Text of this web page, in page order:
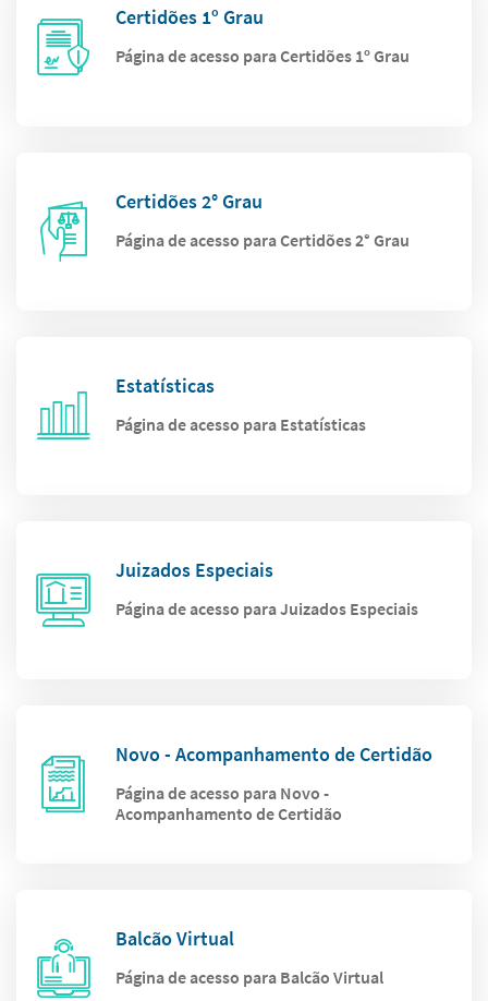
Certidões 1º Grau
Página de acesso para Certidões 1º Grau
Certidões 2° Grau
Página de acesso para Certidões 2° Grau
Estatísticas
Página de acesso para Estatísticas
Juizados Especiais
Página de acesso para Juizados Especiais
Novo - Acompanhamento de Certidão
Página de acesso para Novo -
Acompanhamento de Certidão
Balcão Virtual
Página de acesso para Balcão Virtual